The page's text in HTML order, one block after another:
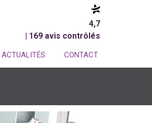
4,7
| 169 avis contrôlés
ACTUALITÉS CONTACT